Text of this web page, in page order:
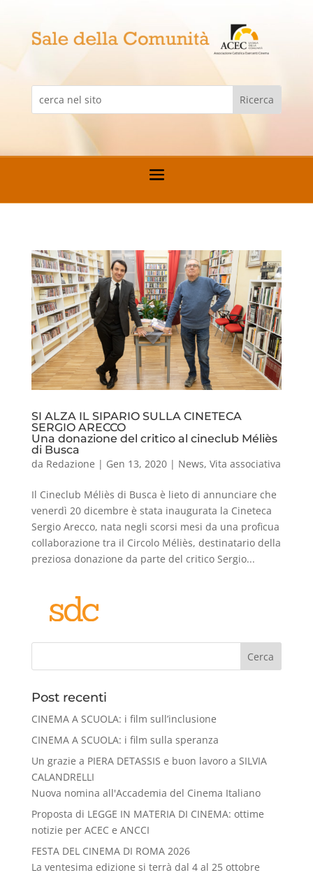
SI ALZA IL SIPARIO SULLA CINETECA
SERGIO ARECCO
Una donazione del critico al cineclub Méliès
di Busca
da Redazione | Gen 13, 2020| News, Vita associativa
Il Cineclub Méliès di Busca è lieto di annunciare che
venerdì 20 dicembre è stata inaugurata la Cineteca
Sergio Arecco, nata negli scorsi mesi da una proficua
collaborazione tra il Circolo Méliès, destinatario della
preziosa donazione da parte del critico Sergio...
Cerca
Post recenti
CINEMA A SCUOLA: i film sull’inclusione
CINEMA A SCUOLA: i film sulla speranza
Un grazie a PIERA DETASSIS e buon lavoro a SILVIA
CALANDRELLI
Nuova nomina all'Accademia del Cinema Italiano
Proposta di LEGGE IN MATERIA DI CINEMA: ottime
notizie per ACEC e ANCCI
FESTA DEL CINEMA DI ROMA 2026
La ventesima edizione si terrà dal 4 al 25 ottobre